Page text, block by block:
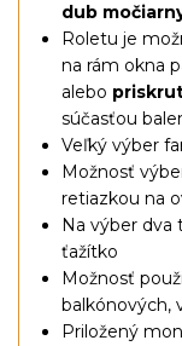
dub
Roletu je
na rám okna
alebo
súčasťou
Veľký výber
Možnosť
retiazkou na
Na výber dva
ťažítko
Možnosť
balkónových,
Priložený